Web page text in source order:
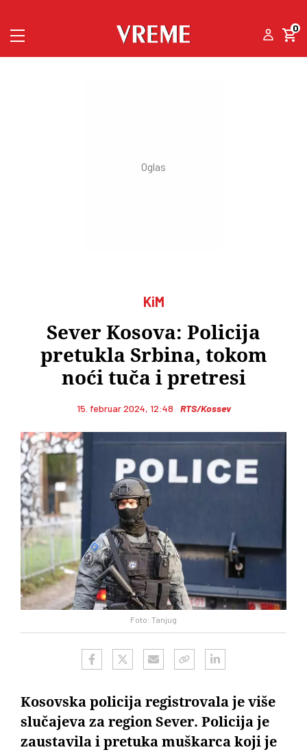
0
KiM
Sever Kosova: Policija
pretukla Srbina, tokom
noći tuča i pretresi
15. februar 2024, 12:48 RTS/Kossev
Foto: Tanjug
Kosovska policija registrovala je više
slučajeva za region Sever. Policija je
zaustavila i pretuka muškarca koji je